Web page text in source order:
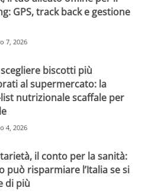
GPS, track back e gestione
7, 2026
biscotti più
al supermercato: la
nutrizionale scaffale per
4, 2026
il conto per la sanità:
può risparmiare l’Italia se si
di più